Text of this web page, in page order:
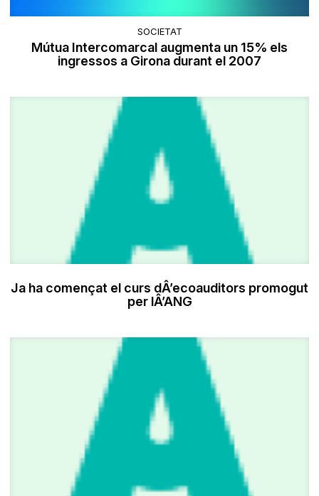
SOCIETAT
Mútua Intercomarcal augmenta un 15% els
ingressos a Girona durant el 2007
Ja ha començat el curs dÂ’ecoauditors promogut
per lÂ’ANG